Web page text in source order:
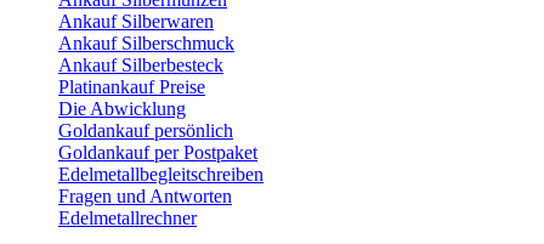
Ankauf Silberwaren
Ankauf Silberschmuck
Ankauf Silberbesteck
Platinankauf Preise
Die Abwicklung
Goldankauf persönlich
Goldankauf per Postpaket
Edelmetallbegleitschreiben
Fragen und Antworten
Edelmetallrechner